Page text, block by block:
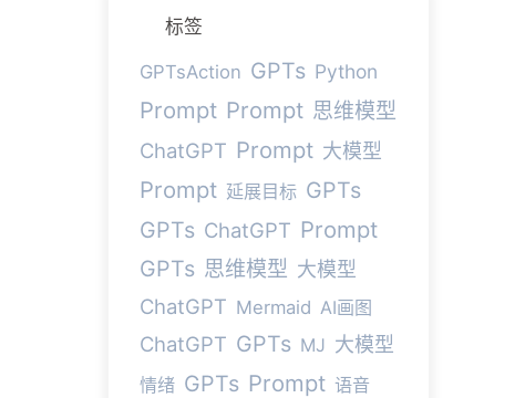
标签
GPTsAction GPTs Python
Prompt Prompt 思维模型
ChatGPT Prompt 大模型
Prompt 延展目标 GPTs
GPTs ChatGPT Prompt
GPTs 思维模型 大模型
ChatGPT Mermaid AI画图
ChatGPT GPTs MJ 大模型
情绪 GPTs Prompt 语音